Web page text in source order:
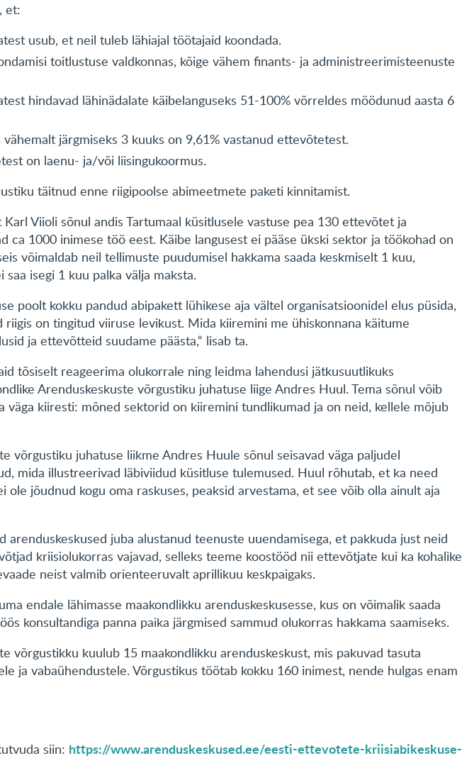
et:
usub, et neil tuleb lähiajal töötajaid koondada.
toitlustuse valdkonnas, kõige vähem finants- ja administreerimisteenuste
hindavad lähinädalate käibelanguseks 51-100% võrreldes möödunud aasta 6
vähemalt järgmiseks 3 kuuks on 9,61% vastanud ettevõtetest.
on laenu- ja/või liisingukoormus.
täitnud enne riigipoolse abimeetmete paketi kinnitamist.
Viioli sõnul andis Tartumaal küsitlusele vastuse pea 130 ettevõtet ja
ca 1000 inimese töö eest. Käibe langusest ei pääse ükski sektor ja töökohad on
võimaldab neil tellimuste puudumisel hakkama saada keskmiselt 1 kuu,
isegi 1 kuu palka välja maksta.
poolt kokku pandud abipakett lühikese aja vältel organisatsioonidel elus püsida,
riigis on tingitud viiruse levikust. Mida kiiremini me ühiskonnana käitume
ja ettevõtteid suudame päästa,“ lisab ta.
tõsiselt reageerima olukorrale ning leidma lahendusi jätkusuutlikuks
Arenduskeskuste võrgustiku juhatuse liige Andres Huul. Tema sõnul võib
väga kiiresti: mõned sektorid on kiiremini tundlikumad ja on neid, kellele mõjub
võrgustiku juhatuse liikme Andres Huule sõnul seisavad väga paljudel
mida illustreerivad läbiviidud küsitluse tulemused. Huul rõhutab, et ka need
ole jõudnud kogu oma raskuses, peaksid arvestama, et see võib olla ainult aja
arenduskeskused juba alustanud teenuste uuendamisega, et pakkuda just neid
kriisiolukorras vajavad, selleks teeme koostööd nii ettevõtjate kui ka kohalike
neist valmib orienteeruvalt aprillikuu keskpaigaks.
endale lähimasse maakondlikku arenduskeskusesse, kus on võimalik saada
konsultandiga panna paika järgmised sammud olukorras hakkama saamiseks.
võrgustikku kuulub 15 maakondlikku arenduskeskust, mis pakuvad tasuta
ja vabaühendustele. Võrgustikus töötab kokku 160 inimest, nende hulgas enam
siin: https://www.arenduskeskused.ee/eesti-ettevotete-kriisiabikeskuse-